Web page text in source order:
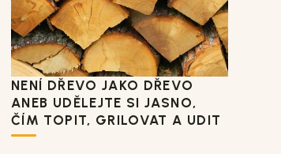
NENÍ DŘEVO JAKO DŘEVO
ANEB UDĚLEJTE SI JASNO,
ČÍM TOPIT, GRILOVAT A UDIT